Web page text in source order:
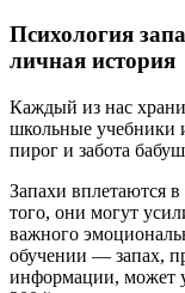
Психология
личная история
Каждый из нас
школьные учебники
пирог и забота
Запахи вплетаются
того, они могут
важного
обучении — запах,
информации, может